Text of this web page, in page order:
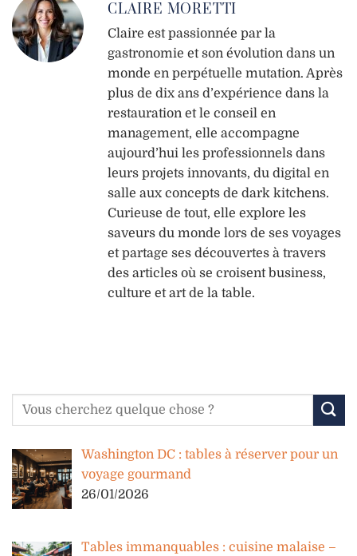
CLAIRE MORETTI
Claire est passionnée par la
gastronomie et son évolution dans un
monde en perpétuelle mutation. Après
plus de dix ans d’expérience dans la
restauration et le conseil en
management, elle accompagne
aujourd’hui les professionnels dans
leurs projets innovants, du digital en
salle aux concepts de dark kitchens.
Curieuse de tout, elle explore les
saveurs du monde lors de ses voyages
et partage ses découvertes à travers
des articles où se croisent business,
culture et art de la table.
Washington DC : tables à réserver pour un
voyage gourmand
26/01/2026
Tables immanquables : cuisine malaise –